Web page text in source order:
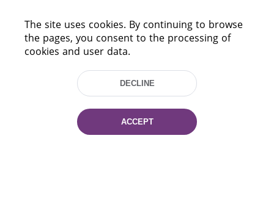
220114, Niezaležnasci Ave. 116, Minsk,
Tel.: (+375 17) 368 37 37
The site uses cookies. By continuing to browse
the pages, you consent to the processing of
cookies and user data.
DECLINE
ACCEPT